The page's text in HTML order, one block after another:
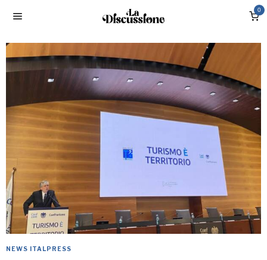
0
NEWS ITALPRESS